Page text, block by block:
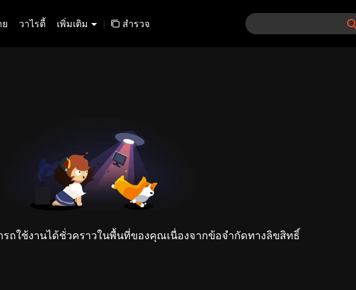
วาไรตี้ เพิ่มเติม | สำรวจ
ถใช้งานได้ชั่วคราวในพื้นที่ของคุณเนื่องจากข้อจำกัดทางลิขสิทธิ์